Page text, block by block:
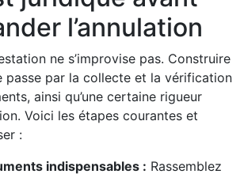
l’annulation
ne s’improvise pas. Construire
passe par la collecte et la vérification
ainsi qu’une certaine rigueur
Voici les étapes courantes et
:
indispensables : Rassemblez